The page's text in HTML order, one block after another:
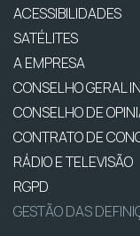
ACESSIBILIDADES
SATÉLITES
A EMPRESA
CONSELHO GERAL
CONSELHO DE
CONTRATO DE
RÁDIO E TELEVISÃO
RGPD
GESTÃO DAS